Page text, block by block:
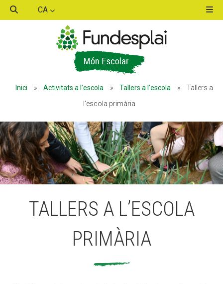
CA
Inici » Activitats a l’escola » Tallers a l’escola »
Tallers a
l’escola primària
TALLERS A L’ESCOLA
PRIMÀRIA
ACTIVITATS D'ESTIU
MÓN ESCOLAR
ALBERG CENTRE ESPLAI
FORMACIÓ
CASES DE COLÒNIES
ACCIÓ SOCIAL I JOVES